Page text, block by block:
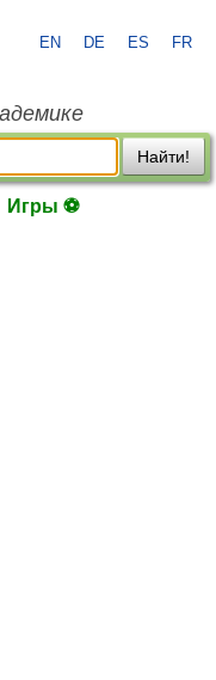
EN DE ES FR
Найти!
Игры ⚽